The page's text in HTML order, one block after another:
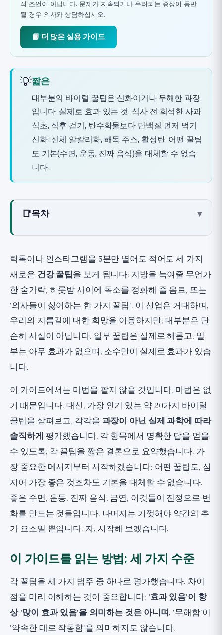
적 조언이 아닙니다. 문제가 지속되거나 우려되는 증상이 동반
될 경우 의사와 상담하십시오.
📘 더 많은 실용 가이드
💡짧은
대부분의 바이럴 꿀팁은 신화이거나 무해한 과장
입니다. 실제로 효과 있는 것: 식사 전 희석한 사과
식초, 식후 걷기, 탄수화물보다 단백질 먼저 먹기.
신화: 신체 알칼리화, 해독 주스, 활성탄. 어떤 꿀팁
도 기본(수면, 운동, 진짜 음식)을 대체할 수 없습
니다.
📑목차 ▾
🟡 무해하지만, 엄청 과장됨
🔴 신화 및 위험: 여기서 조심해야 합니다
스스로 건강 신화를 식별하는 방법
솔직한 결론: 어떤 꿀팁도 기본을 대체할 수
없습니다
틱톡이나 인스타그램을 5분만 열어도 적어도 세 가지
새로운 건강 꿀팁을 보게 됩니다: 지방을 녹여줄 무언가
한 숟가락, 하룻밤 사이에 독소를 정화해 줄 음료, 또는
'의사들이 싫어하는 한 가지 꿀팁'. 이 산업은 거대하며,
우리의 지름길에 대한 희망을 이용하지만, 대부분은 단
순히 사실이 아닙니다. 일부 꿀팁은 실제로 해롭고, 일
부는 아무 효과가 없으며, 소수만이 실제로 효과가 있습
니다.
이 가이드에서는 마법을 팔지 않을 것입니다. 마법은 없
기 때문입니다. 대신, 가장 인기 있는 약 20가지 바이럴
꿀팁을 살펴보고, 각각을 과장이 아닌 실제 과학에 따라
솔직하게 평가했습니다. 각 항목에서 명확한 답을 얻을
수 있도록, 각 꿀팁을 짧은 결론으로 요약했습니다. 가
장 중요한 메시지부터 시작하겠습니다: 어떤 꿀팁도, 심
지어 가장 좋은 것조차도 기본을 대체할 수 없습니다.
좋은 수면, 운동, 진짜 음식, 금연, 이것들이 진정으로 변
화를 만드는 것들입니다. 나머지는 기껏해야 약간의 추
가 요소일 뿐입니다. 자, 시작해 보겠습니다.
이 가이드를 읽는 방법: 세 가지 수준
각 꿀팁을 세 가지 범주 중 하나로 평가했습니다. 차이
점을 미리 이해하는 것이 중요합니다: '효과 있음'이 항
상 '많이 효과 있음'을 의미하는 것은 아니며 , '무해함'이
'약속한 대로 작동함'을 의미하지도 않습니다.